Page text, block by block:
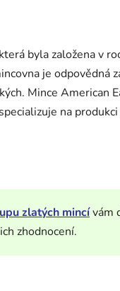
byla založena v
je odpovědná
Mince American
na
zlatých mincívám
zhodnocení.